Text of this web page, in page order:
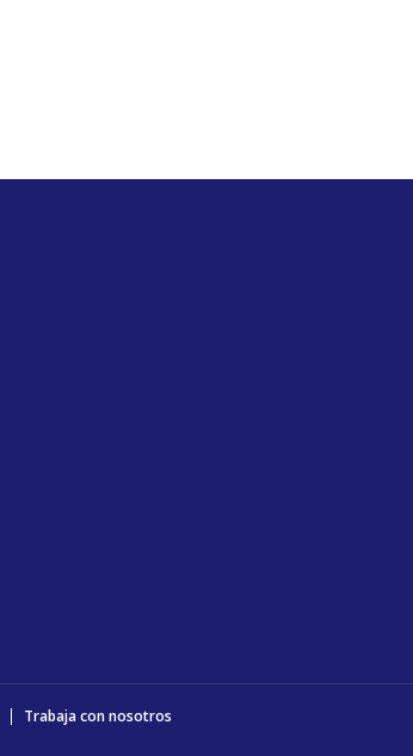
Trabaja con nosotros